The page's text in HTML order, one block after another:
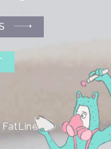
FatLine>